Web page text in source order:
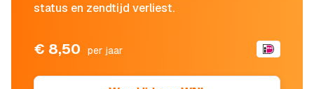
status en zendtijd verliest.
€ 8,50 per jaar